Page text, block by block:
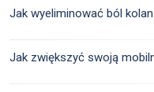
Jak wyeliminować ból
Jak zwiększyć swoją